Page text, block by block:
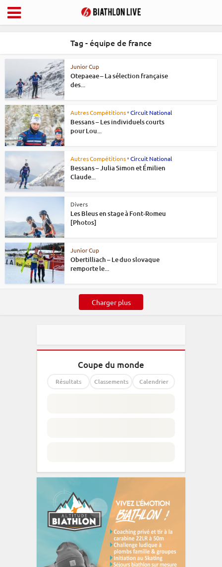
Tag - équipe de france
Junior Cup
Otepaeae – La sélection française
des...
Autres Compétitions•Circuit National
Bessans – Les individuels courts
pour Lou...
Autres Compétitions•Circuit National
Bessans – Julia Simon et Émilien
Claude...
Divers
Les Bleus en stage à Font-Romeu
[Photos]
Junior Cup
Obertilliach – Le duo slovaque
remporte le...
Charger plus
Coupe du monde
Résultats Classements Calendrier